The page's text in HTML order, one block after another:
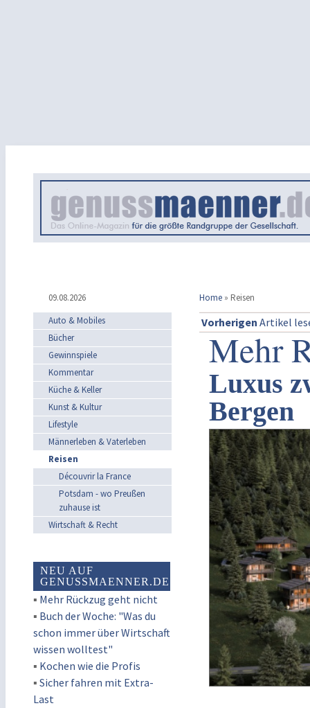
09.08.2026 Home » Reisen
Auto & Mobiles
Bücher
Gewinnspiele
Kommentar
Küche & Keller
Kunst & Kultur
Lifestyle
Männerleben & Vaterleben
Reisen
Découvrir la France
Potsdam - wo Preußen
zuhause ist
Wirtschaft & Recht
NEU AUF
GENUSSMAENNER.DE
▪ Mehr Rückzug geht nicht
▪ Buch der Woche: "Was du
schon immer über Wirtschaft
wissen wolltest"
▪ Kochen wie die Profis
▪ Sicher fahren mit Extra-
Last
Vorherigen Artikel
Mehr
Luxus
Bergen